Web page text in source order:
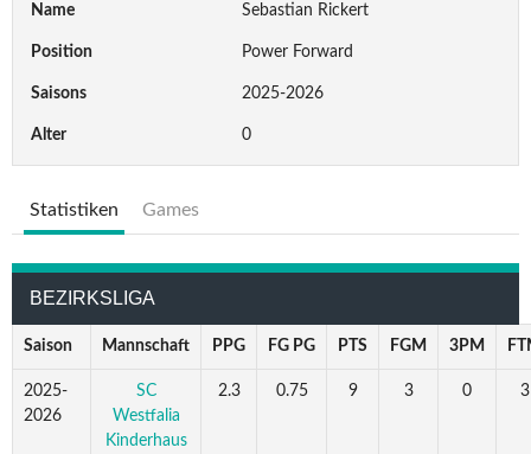
Name Sebastian Rickert
Position Power Forward
Saisons 2025-2026
Alter 0
Statistiken Games
BEZIRKSLIGA
Saison Mannschaft PPG FG PG PTS FGM 3PM
2025-
2026
SC
Westfalia
Kinderhaus
2.3 0.75 9 3 0 3